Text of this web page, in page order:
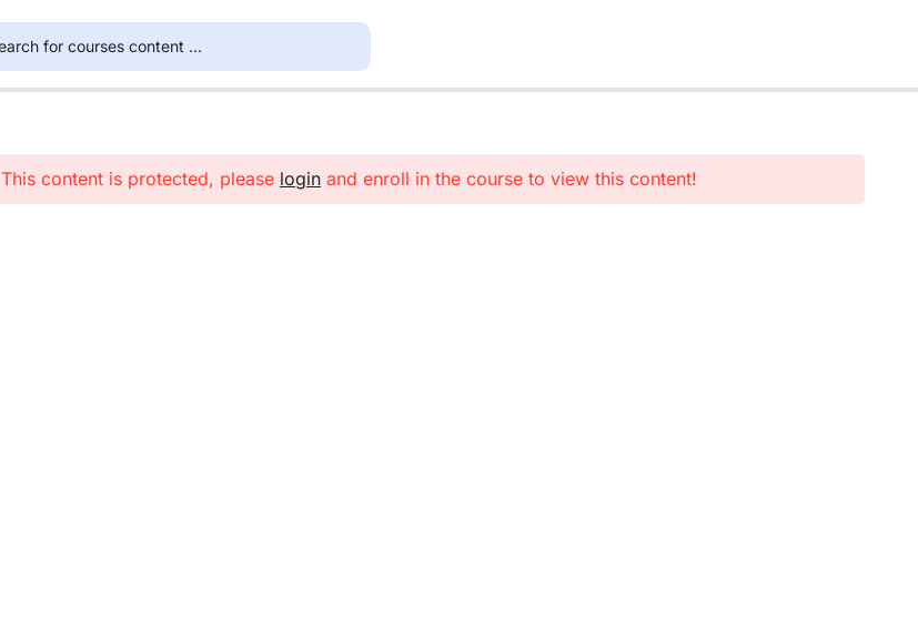
This content is protected, please login and enroll in the course to view this content!